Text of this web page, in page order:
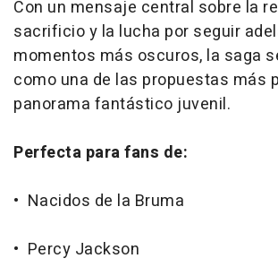
Con un mensaje central sobre la
sacrificio y la lucha por seguir
momentos más oscuros, la saga
como una de las propuestas más
panorama fantástico juvenil.
Perfecta para fans de:
• Nacidos de la Bruma
• Percy Jackson